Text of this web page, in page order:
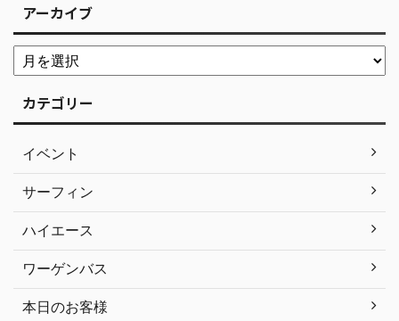
アーカイブ
カテゴリー
イベント
サーフィン
ハイエース
ワーゲンバス
本日のお客様